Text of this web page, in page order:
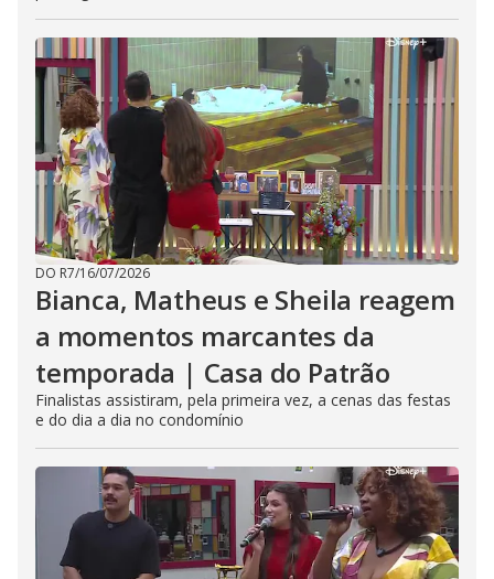
DO R7/16/07/2026
Bianca, Matheus e Sheila reagem
a momentos marcantes da
temporada | Casa do Patrão
Finalistas assistiram, pela primeira vez, a cenas das festas
e do dia a dia no condomínio